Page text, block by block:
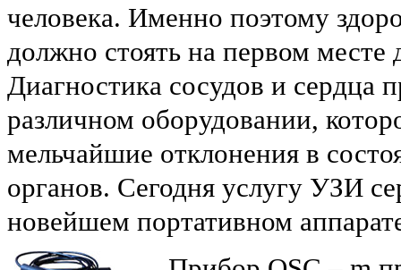
человека. Именно поэтому
должно стоять на первом месте
Диагностика сосудов и сердца
различном оборудовании,
мельчайшие отклонения в
органов. Сегодня услугу УЗИ
новейшем портативном